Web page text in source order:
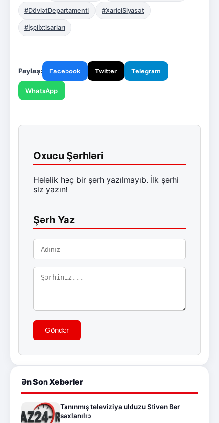
#DövlətDepartamenti #XariciSiyasət
#İşçiİxtisarları
Paylaş: Facebook Twitter Telegram
WhatsApp
Oxucu Şərhləri
Hələlik heç bir şərh yazılmayıb. İlk şərhi
siz yazın!
Şərh Yaz
Göndər
Ən Son Xəbərlər
Tanınmış televiziya ulduzu Stiven Ber
saxlanılıb